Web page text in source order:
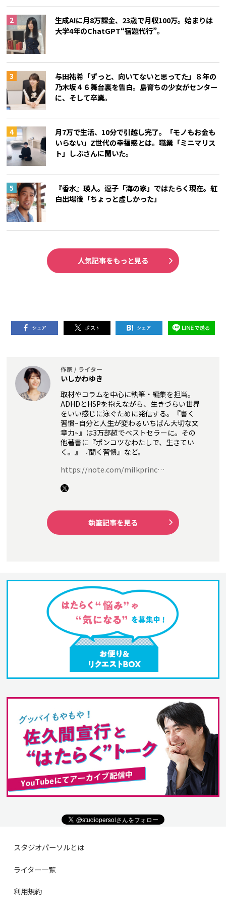
生成AIに月8万課金、23歳で月収100万。始まりは
大学4年のChatGPT“宿題代行”。
与田祐希「ずっと、向いてないと思ってた」８年の
乃木坂４６舞台裏を告白。島育ちの少女がセンター
に、そして卒業。
月7万で生活、10分で引越し完了。「モノもお金も
いらない」Z世代の幸福感とは。職業「ミニマリス
ト」しぶさんに聞いた。
『香水』瑛人。逗子「海の家」ではたらく現在。紅
白出場後「ちょっと虚しかった」
人気記事をもっと見る
作家 / ライター
いしかわゆき
取材やコラムを中心に執筆・編集を担当。
ADHDとHSPを抱えながら、生きづらい世界
をいい感じに泳ぐために発信する。『書く
習慣~自分と人生が変わるいちばん大切な文
章力~』は3万部超でベストセラーに。その
他著書に『ポンコツなわたしで、生きてい
く。』『聞く習慣』など。
https://note.com/milkprinc…
執筆記事を見る
スタジオパーソルとは
ライター一覧
利用規約